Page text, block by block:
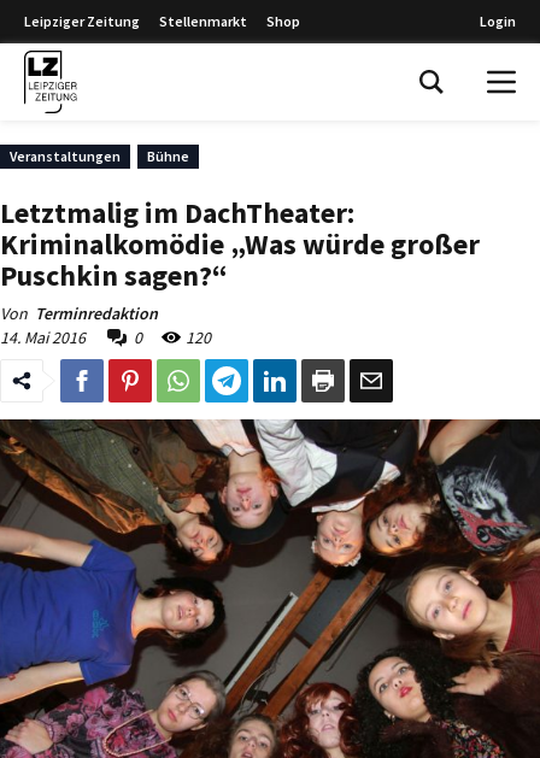
Leipziger Zeitung Stellenmarkt Shop Login
Veranstaltungen Bühne
Letztmalig im DachTheater:
Kriminalkomödie „Was würde großer
Puschkin sagen?“
Von Terminredaktion
14. Mai 2016
0 120